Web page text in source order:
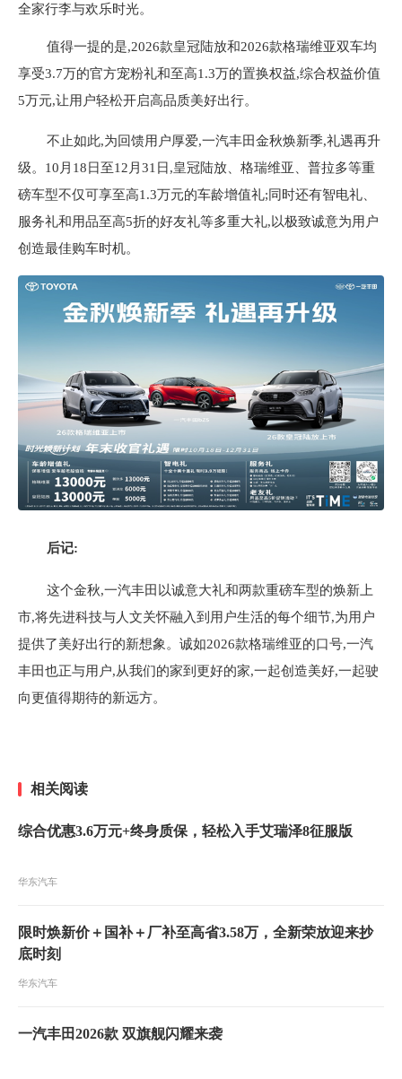
全家行李与欢乐时光。
值得一提的是,2026款皇冠陆放和2026款格瑞维亚双车均
享受3.7万的官方宠粉礼和至高1.3万的置换权益,综合权益价值
5万元,让用户轻松开启高品质美好出行。
不止如此,为回馈用户厚爱,一汽丰田金秋焕新季,礼遇再升
级。 10月18日至12月31日,皇冠陆放、格瑞维亚、普拉多等重
磅车型不仅可享至高1.3万元的车龄增值礼;同时还有智电礼、
服务礼和用品至高5折的好友礼等多重大礼,以极致诚意为用户
创造最佳购车时机。
后记:
这个金秋,一汽丰田 以诚意大礼和两款重磅车型的焕新上
市,将先进科技与人文关怀融入到用户生活的每个细节,为用户
提供了美好出行的新想象。诚如2026款格瑞维亚的口号,一汽
丰田也正与用户,从我们的家到更好的家,一起创造美好,一起驶
向更值得期待的新远方。
相关阅读
综合优惠3.6万元+终身质保，轻松入手艾瑞泽8征服版
华东汽车
限时焕新价＋国补＋厂补至高省3.58万，全新荣放迎来抄
底时刻
华东汽车
一汽丰田2026款 双旗舰闪耀来袭